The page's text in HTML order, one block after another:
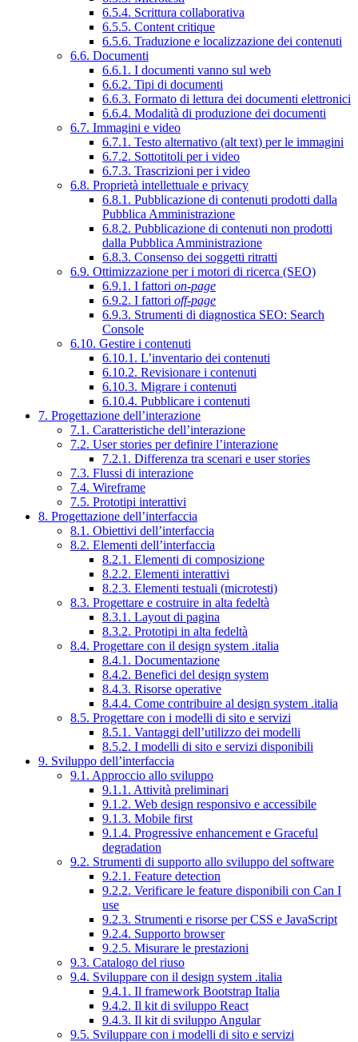
6.5.4. Scrittura collaborativa
6.5.5. Content critique
6.5.6. Traduzione e localizzazione dei contenuti
6.6. Documenti
6.6.1. I documenti vanno sul web
6.6.2. Tipi di documenti
6.6.3. Formato di lettura dei documenti elettronici
6.6.4. Modalità di produzione dei documenti
6.7. Immagini e video
6.7.1. Testo alternativo (alt text) per le immagini
6.7.2. Sottotitoli per i video
6.7.3. Trascrizioni per i video
6.8. Proprietà intellettuale e privacy
6.8.1. Pubblicazione di contenuti prodotti dalla
Pubblica Amministrazione
6.8.2. Pubblicazione di contenuti non prodotti
dalla Pubblica Amministrazione
6.8.3. Consenso dei soggetti ritratti
6.9. Ottimizzazione per i motori di ricerca (SEO)
6.9.1. I fattori on-page
6.9.2. I fattori off-page
6.9.3. Strumenti di diagnostica SEO: Search
Console
6.10. Gestire i contenuti
6.10.1. L’inventario dei contenuti
6.10.2. Revisionare i contenuti
6.10.3. Migrare i contenuti
6.10.4. Pubblicare i contenuti
7. Progettazione dell’interazione
7.1. Caratteristiche dell’interazione
7.2. User stories per definire l’interazione
7.2.1. Differenza tra scenari e user stories
7.3. Flussi di interazione
7.4. Wireframe
7.5. Prototipi interattivi
8. Progettazione dell’interfaccia
8.1. Obiettivi dell’interfaccia
8.2. Elementi dell’interfaccia
8.2.1. Elementi di composizione
8.2.2. Elementi interattivi
8.2.3. Elementi testuali (microtesti)
8.3. Progettare e costruire in alta fedeltà
8.3.1. Layout di pagina
8.3.2. Prototipi in alta fedeltà
8.4. Progettare con il design system .italia
8.4.1. Documentazione
8.4.2. Benefici del design system
8.4.3. Risorse operative
8.4.4. Come contribuire al design system .italia
8.5. Progettare con i modelli di sito e servizi
8.5.1. Vantaggi dell’utilizzo dei modelli
8.5.2. I modelli di sito e servizi disponibili
9. Sviluppo dell’interfaccia
9.1. Approccio allo sviluppo
9.1.1. Attività preliminari
9.1.2. Web design responsivo e accessibile
9.1.3. Mobile first
9.1.4. Progressive enhancement e Graceful
degradation
9.2. Strumenti di supporto allo sviluppo del software
9.2.1. Feature detection
9.2.2. Verificare le feature disponibili con Can I
use
9.2.3. Strumenti e risorse per CSS e JavaScript
9.2.4. Supporto browser
9.2.5. Misurare le prestazioni
9.3. Catalogo del riuso
9.4. Sviluppare con il design system .italia
9.4.1. Il framework Bootstrap Italia
9.4.2. Il kit di sviluppo React
9.4.3. Il kit di sviluppo Angular
9.5. Sviluppare con i modelli di sito e servizi